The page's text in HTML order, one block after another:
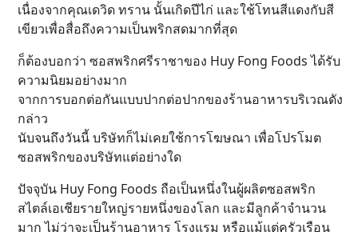
เนื่องจากคุณเดวิด ทราน นั้นเกิดปีไก่ และใช้โทนสีแดงกับสี
เขียวเพื่อสื่อถึงความเป็นพริกสดมากที่สุด
ก็ต้องบอกว่า ซอสพริกศรีราชาของ Huy Fong Foods ได้รับ
ความนิยมอย่างมาก
จากการบอกต่อกันแบบปากต่อปากของร้านอาหารบริเวณดัง
กล่าว
นับจนถึงวันนี้ บริษัทก็ไม่เคยใช้การโฆษณา เพื่อโปรโมต
ซอสพริกของบริษัทแต่อย่างใด
ปัจจุบัน Huy Fong Foods ถือเป็นหนึ่งในผู้ผลิตซอสพริก
สไตล์เอเชียรายใหญ่รายหนึ่งของโลก และมีลูกค้าจำนวน
มาก ไม่ว่าจะเป็นร้านอาหาร โรงแรม หรือแม้แต่ครัวเรือน